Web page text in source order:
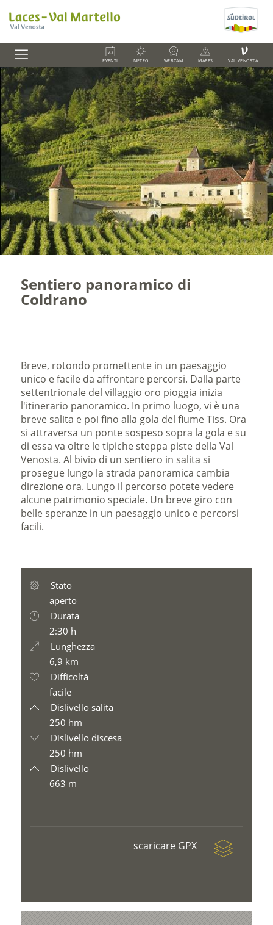
EVENTI METEO WEBCAM MAPPS
V
VAL VENOSTA
Sentiero panoramico di
Coldrano
Breve, rotondo promettente in un paesaggio
unico e facile da affrontare percorsi. Dalla parte
settentrionale del villaggio oro pioggia inizia
l'itinerario panoramico. In primo luogo, vi è una
breve salita e poi fino alla gola del fiume Tiss. Ora
si attraversa un ponte sospeso sopra la gola e su
di essa va oltre le tipiche steppa piste della Val
Venosta. Al bivio di un sentiero in salita si
prosegue lungo la strada panoramica cambia
direzione ora. Lungo il percorso potete vedere
alcune patrimonio speciale. Un breve giro con
belle speranze in un paesaggio unico e percorsi
facili.
Stato
aperto
Durata
2:30 h
Lunghezza
6,9 km
Difficoltà
facile
Dislivello salita
250 hm
Dislivello discesa
250 hm
Dislivello
663 m
scaricare GPX